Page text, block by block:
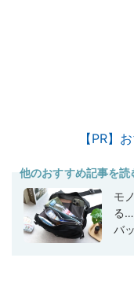
【PR】
他のおすすめ記事を読
モ
る
バ